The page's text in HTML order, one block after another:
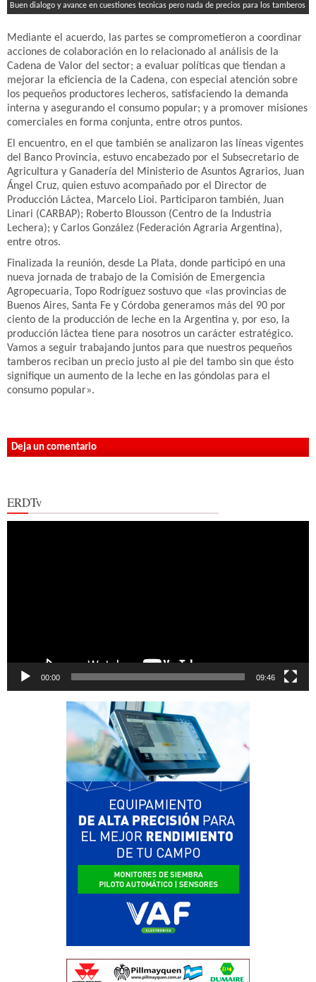
Buen dialogo y avance en cuestiones tecnicas pero nada de precios para los tamberos
Mediante el acuerdo, las partes se comprometieron a coordinar
acciones de colaboración en lo relacionado al análisis de la
Cadena de Valor del sector; a evaluar políticas que tiendan a
mejorar la eficiencia de la Cadena, con especial atención sobre
los pequeños productores lecheros, satisfaciendo la demanda
interna y asegurando el consumo popular; y a promover misiones
comerciales en forma conjunta, entre otros puntos.
El encuentro, en el que también se analizaron las líneas vigentes
del Banco Provincia, estuvo encabezado por el Subsecretario de
Agricultura y Ganadería del Ministerio de Asuntos Agrarios, Juan
Ángel Cruz, quien estuvo acompañado por el Director de
Producción Láctea, Marcelo Lioi. Participaron también, Juan
Linari (CARBAP); Roberto Blousson (Centro de la Industria
Lechera); y Carlos González (Federación Agraria Argentina),
entre otros.
Finalizada la reunión, desde La Plata, donde participó en una
nueva jornada de trabajo de la Comisión de Emergencia
Agropecuaria, Topo Rodríguez sostuvo que «las provincias de
Buenos Aires, Santa Fe y Córdoba generamos más del 90 por
ciento de la producción de leche en la Argentina y, por eso, la
producción láctea tiene para nosotros un carácter estratégico.
Vamos a seguir trabajando juntos para que nuestros pequeños
tamberos reciban un precio justo al pie del tambo sin que ésto
signifique un aumento de la leche en las góndolas para el
consumo popular».
Deja un comentario
ERDTv
00:00 09:46